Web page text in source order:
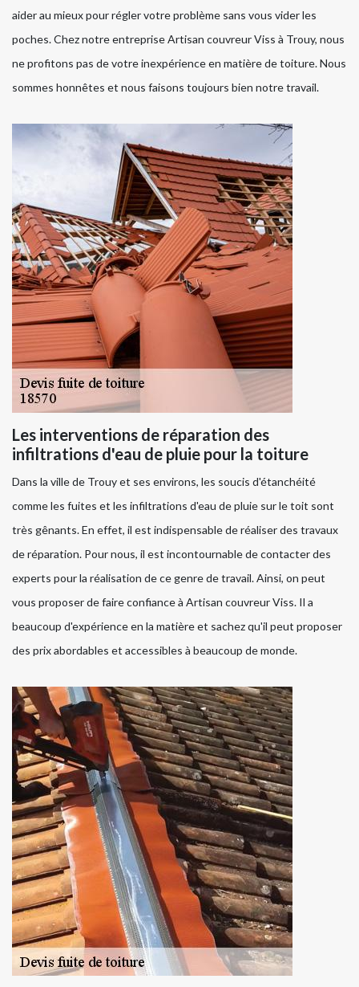
aider au mieux pour régler votre problème sans vous vider les
poches. Chez notre entreprise Artisan couvreur Viss à Trouy, nous
ne profitons pas de votre inexpérience en matière de toiture. Nous
sommes honnêtes et nous faisons toujours bien notre travail.
Les interventions de réparation des
infiltrations d'eau de pluie pour la toiture
Dans la ville de Trouy et ses environs, les soucis d'étanchéité
comme les fuites et les infiltrations d'eau de pluie sur le toit sont
très gênants. En effet, il est indispensable de réaliser des travaux
de réparation. Pour nous, il est incontournable de contacter des
experts pour la réalisation de ce genre de travail. Ainsi, on peut
vous proposer de faire confiance à Artisan couvreur Viss. Il a
beaucoup d'expérience en la matière et sachez qu'il peut proposer
des prix abordables et accessibles à beaucoup de monde.